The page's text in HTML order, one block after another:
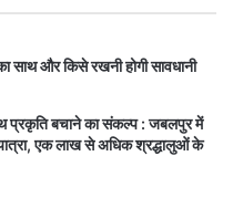
साथ और किसे रखनी होगी सावधानी
प्रकृति बचाने का संकल्प : जबलपुर में
एक लाख से अधिक श्रद्धालुओं के